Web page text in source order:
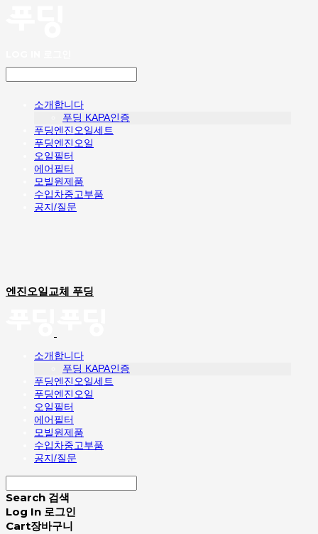
소개합니다
푸딩 KAPA인증
푸딩엔진오일세트
푸딩엔진오일
오일필터
에어필터
모빌원제품
수입차중고부품
공지/질문
엔진오일교체 푸딩
소개합니다
푸딩 KAPA인증
푸딩엔진오일세트
푸딩엔진오일
오일필터
에어필터
모빌원제품
수입차중고부품
공지/질문
Search 검색
Log In 로그인
Cart장바구니